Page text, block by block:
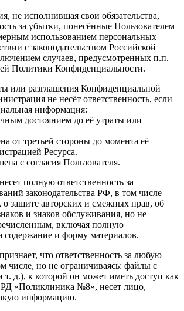
не исполнившая свои обязательства,
за убытки, понесённые Пользователем
использованием персональных
с законодательством Российской
случаев, предусмотренных п.п.
Политики Конфиденциальности.
или разглашения Конфиденциальной
не несёт ответственность, если
информация:
достоянием до её утраты или
от третьей стороны до момента её
Ресурса.
с согласия Пользователя.
полную ответственность за
законодательства РФ, в том числе
о защите авторских и смежных прав, об
и знаков обслуживания, но не
включая полную
содержание и форму материалов.
что ответственность за любую
числе, но не ограничиваясь: файлы с
д.), к которой он может иметь доступ как
РД «Поликлиника №8», несет лицо,
информацию.